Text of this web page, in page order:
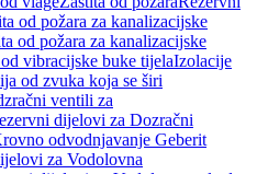
od požara za kanalizacijske
od požara za kanalizacijske
vibracijske buke tijelaIzolacije
od zvuka koja se širi
ventili za
dijelovi za Dozračni
odvodnjavanje Geberit
za Vodolovna